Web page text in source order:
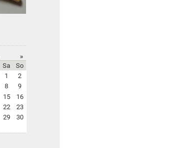
»
Sa
So
1
2
8
9
15
16
22
23
29
30